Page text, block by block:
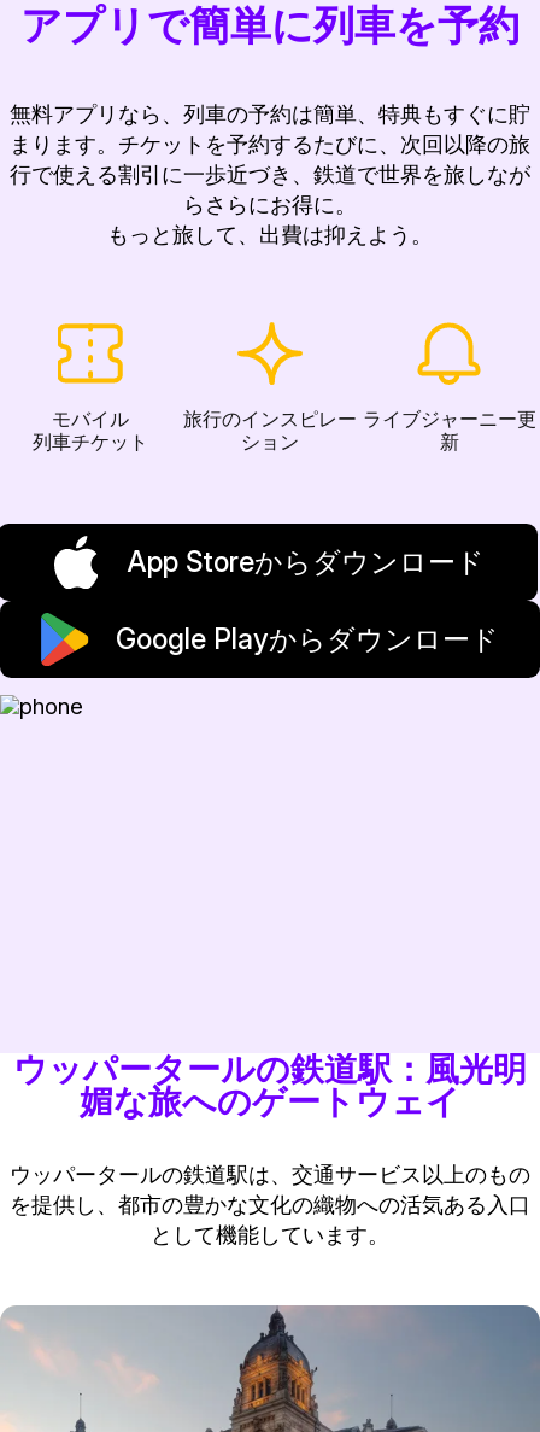
アプリで簡単に列車を予約
無料アプリなら、列車の予約は簡単、特典もすぐに貯
まります。チケットを予約するたびに、次回以降の旅
行で使える割引に一歩近づき、鉄道で世界を旅しなが
らさらにお得に。
もっと旅して、出費は抑えよう。
モバイル
列車チケット
旅行のインスピレー
ション
ライブジャーニー更
新
App Storeからダウンロード
Google Playからダウンロード
ウッパータールの鉄道駅：風光明
媚な旅へのゲートウェイ
ウッパータールの鉄道駅は、交通サービス以上のもの
を提供し、都市の豊かな文化の織物への活気ある入口
として機能しています。